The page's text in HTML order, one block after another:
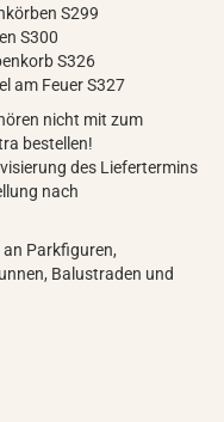
S299
S300
S326
am Feuer S327
nicht mit zum
bestellen!
des Liefertermins
nach
Parkfiguren,
Balustraden und